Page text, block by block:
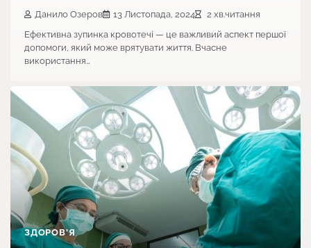
Данило Озеров 13 Листопада, 2024
2 хв.читання
Ефективна зупинка кровотечі — це важливий аспект першої
допомоги, який може врятувати життя. Вчасне
використання…
ЗДОРОВ'Я